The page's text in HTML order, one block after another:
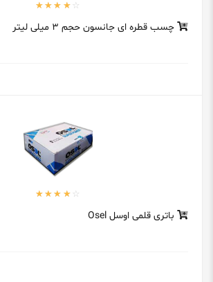
چسب قطره ای جانسون حجم 3 میلی لیتر
باتری قلمی اوسل Osel